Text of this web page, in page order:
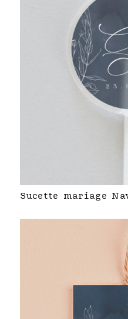
Sucette mariage